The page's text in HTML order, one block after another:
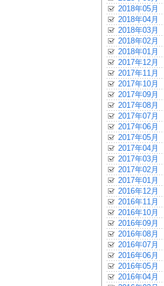
2018年05月
2018年04月
2018年03月
2018年02月
2018年01月
2017年12月
2017年11月
2017年10月
2017年09月
2017年08月
2017年07月
2017年06月
2017年05月
2017年04月
2017年03月
2017年02月
2017年01月
2016年12月
2016年11月
2016年10月
2016年09月
2016年08月
2016年07月
2016年06月
2016年05月
2016年04月